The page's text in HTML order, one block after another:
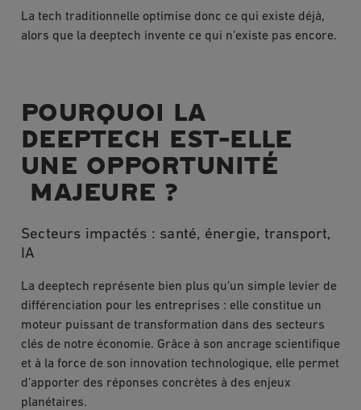
La tech traditionnelle optimise donc ce qui existe déjà,
alors que la deeptech invente ce qui n’existe pas encore.
POURQUOI LA
DEEPTECH EST-ELLE
UNE OPPORTUNITÉ
MAJEURE ?
Secteurs impactés : santé, énergie, transport,
IA
La deeptech représente bien plus qu’un simple levier de
différenciation pour les entreprises : elle constitue un
moteur puissant de transformation dans des secteurs
clés de notre économie. Grâce à son ancrage scientifique
et à la force de son innovation technologique, elle permet
d’apporter des réponses concrètes à des enjeux
planétaires.